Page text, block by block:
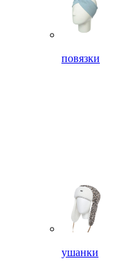
повязки
ушанки